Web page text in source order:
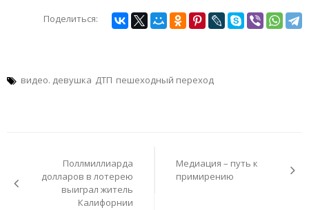
Поделиться:
видео. девушка ДТП пешеходный переход
Поллмиллиарда
долларов в лотерею
выиграл житель
Калифорнии
Медиация – путь к
примирению